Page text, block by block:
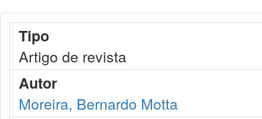
Tipo
Artigo de revista
Autor
Moreira, Bernardo Motta